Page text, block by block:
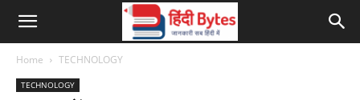
Home TECHNOLOGY
TECHNOLOGY